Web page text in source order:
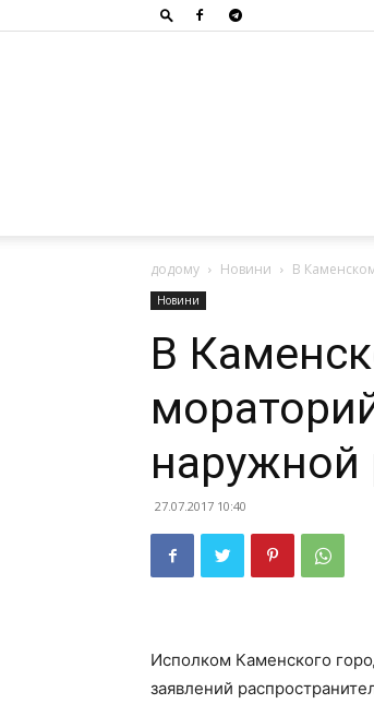
додому Новини В
Новини
В
27.07.2017 10:40
Исполком Каменского
заявлений